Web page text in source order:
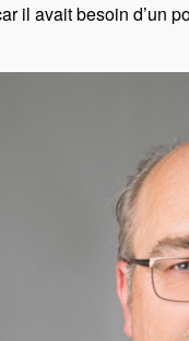
il avait besoin d’un